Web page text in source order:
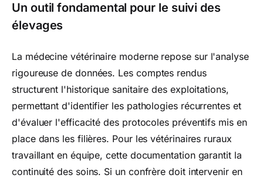
Un outil fondamental pour le suivi des
élevages
La médecine vétérinaire moderne repose sur l'analyse
rigoureuse de données. Les comptes rendus
structurent l'historique sanitaire des exploitations,
permettant d'identifier les pathologies récurrentes et
d'évaluer l'efficacité des protocoles préventifs mis en
place dans les filières. Pour les vétérinaires ruraux
travaillant en équipe, cette documentation garantit la
continuité des soins. Si un confrère doit intervenir en